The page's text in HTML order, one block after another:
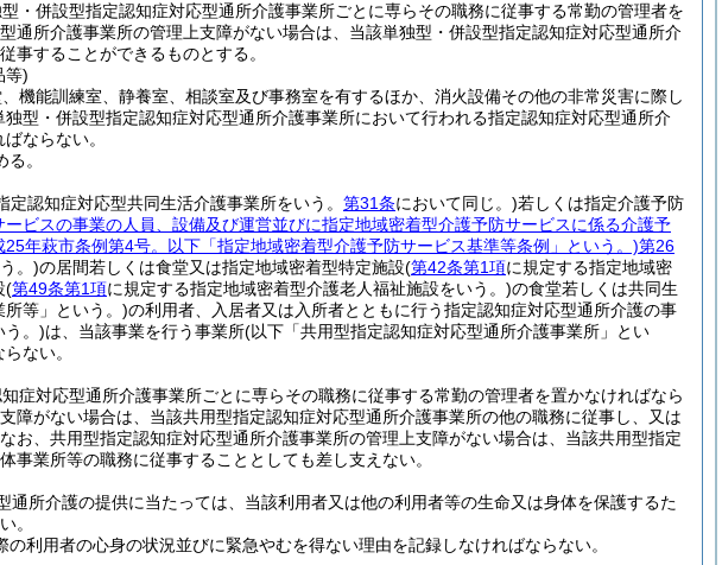
・併設型指定認知症対応型通所介護事業所ごとに専らその職務に従事する常勤の管理者を
通所介護事業所の管理上支障がない場合は、当該単独型・併設型指定認知症対応型通所介
事することができるものとする。
等)
機能訓練室、静養室、相談室及び事務室を有するほか、消火設備その他の非常災害に際し
独型・併設型指定認知症対応型通所介護事業所において行われる指定認知症対応型通所介
ならない。
。
定認知症対応型共同生活介護事業所をいう。 第31条において同じ。)若しくは指定介護予防
ビスの事業の人員、設備及び運営並びに指定地域密着型介護予防サービスに係る介護予
25年萩市条例第4号。以下「指定地域密着型介護予防サービス基準等条例」という。)第26
。)の居間若しくは食堂又は指定地域密着型特定施設(第42条第1項に規定する指定地域密
(第49条第1項に規定する指定地域密着型介護老人福祉施設をいう。)の食堂若しくは共同生
所等」という。)の利用者、入居者又は入所者とともに行う指定認知症対応型通所介護の事
う。)は、当該事業を行う事業所(以下「共用型指定認知症対応型通所介護事業所」とい
ない。
症対応型通所介護事業所ごとに専らその職務に従事する常勤の管理者を置かなければなら
障がない場合は、当該共用型指定認知症対応型通所介護事業所の他の職務に従事し、又は
なお、共用型指定認知症対応型通所介護事業所の管理上支障がない場合は、当該共用型指定
業所等の職務に従事することとしても差し支えない。
所介護の提供に当たっては、当該利用者又は他の利用者等の生命又は身体を保護するた
。
利用者の心身の状況並びに緊急やむを得ない理由を記録しなければならない。